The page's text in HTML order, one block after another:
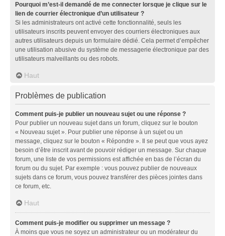
Pourquoi m’est-il demandé de me connecter lorsque je clique sur le
lien de courrier électronique d’un utilisateur ?
Si les administrateurs ont activé cette fonctionnalité, seuls les
utilisateurs inscrits peuvent envoyer des courriers électroniques aux
autres utilisateurs depuis un formulaire dédié. Cela permet d’empêcher
une utilisation abusive du système de messagerie électronique par des
utilisateurs malveillants ou des robots.
Haut
Problèmes de publication
Comment puis-je publier un nouveau sujet ou une réponse ?
Pour publier un nouveau sujet dans un forum, cliquez sur le bouton
« Nouveau sujet ». Pour publier une réponse à un sujet ou un
message, cliquez sur le bouton « Répondre ». Il se peut que vous ayez
besoin d’être inscrit avant de pouvoir rédiger un message. Sur chaque
forum, une liste de vos permissions est affichée en bas de l’écran du
forum ou du sujet. Par exemple : vous pouvez publier de nouveaux
sujets dans ce forum, vous pouvez transférer des pièces jointes dans
ce forum, etc.
Haut
Comment puis-je modifier ou supprimer un message ?
À moins que vous ne soyez un administrateur ou un modérateur du